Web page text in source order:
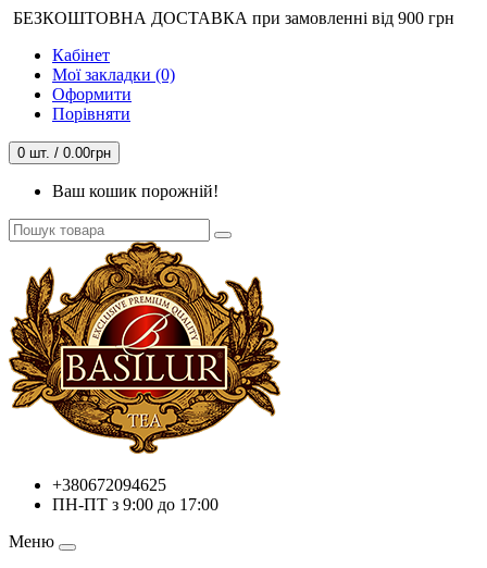
БЕЗКОШТОВНА ДОСТАВКА при замовленні від 900 грн
Кабінет
Мої закладки (0)
Оформити
Порівняти
0 шт. / 0.00грн
Ваш кошик порожній!
+380672094625
ПН-ПТ з 9:00 до 17:00
Меню